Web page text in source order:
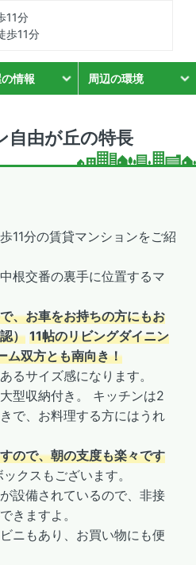
11分
11分
情報 周辺の環境
自由が丘の特長
11分の賃貸マンションをご紹
根交番の裏手に位置するマ
、お車をお持ちの方にもお
） 11帖のリビングダイニン
ム双方とも南向き！
るサイズ感になります。
型収納付き。 キッチンは2
で、お料理する方にはうれ
ので、朝の支度も楽々です
クスもございます。
設備されているので、非接
きますよ。
ニもあり、お買い物にも便